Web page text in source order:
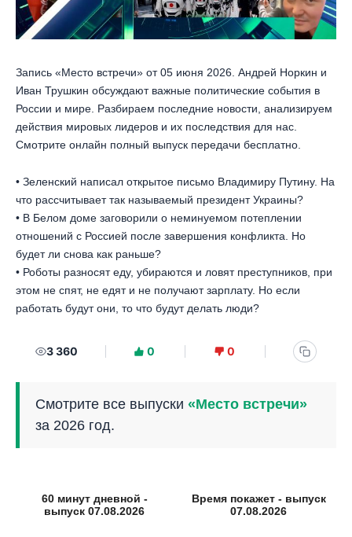
Запись «Место встречи» от 05 июня 2026. Андрей Норкин и
Иван Трушкин обсуждают важные политические события в
России и мире. Разбираем последние новости, анализируем
действия мировых лидеров и их последствия для нас.
Смотрите онлайн полный выпуск передачи бесплатно.
• Зеленский написал открытое письмо Владимиру Путину. На
что рассчитывает так называемый президент Украины?
• В Белом доме заговорили о неминуемом потеплении
отношений с Россией после завершения конфликта. Но
будет ли снова как раньше?
• Роботы разносят еду, убираются и ловят преступников, при
этом не спят, не едят и не получают зарплату. Но если
работать будут они, то что будут делать люди?
3 360 0 0
Смотрите все выпуски «Место встречи»
за 2026 год.
60 минут дневной -
выпуск 07.08.2026
Время покажет - выпуск
07.08.2026